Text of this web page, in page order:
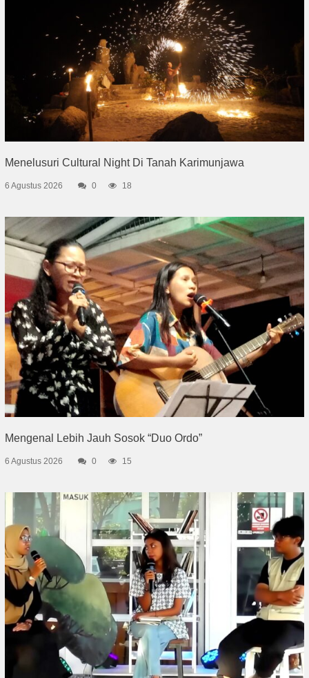
Menelusuri Cultural Night Di Tanah Karimunjawa
6 Agustus 2026 0 18
Mengenal Lebih Jauh Sosok “Duo Ordo”
6 Agustus 2026 0 15